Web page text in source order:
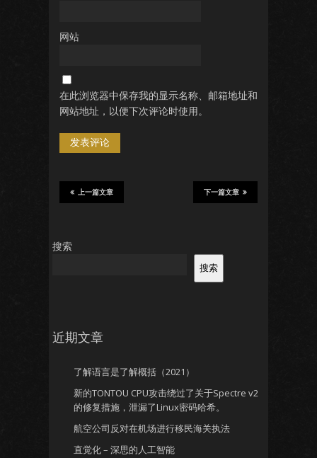
网站
在此浏览器中保存我的显示名称、邮箱地址和
网站地址，以便下次评论时使用。
下一篇文章
上一篇文章
搜索
搜索
近期文章
了解语言是了解概括（2021）
新的TONTOU CPU攻击绕过了关于Spectre v2
的修复措施，泄漏了Linux密码哈希。
航空公司反对在机场进行移民海关执法
直觉化 – 深思的人工智能